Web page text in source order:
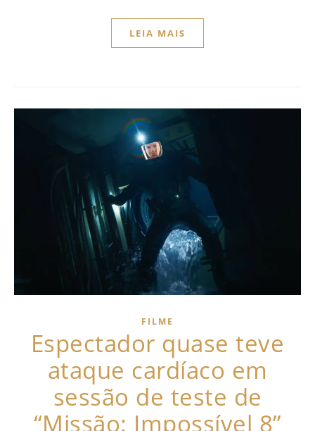
LEIA MAIS
FILME
Espectador quase teve
ataque cardíaco em
sessão de teste de
“Missão: Impossível 8”